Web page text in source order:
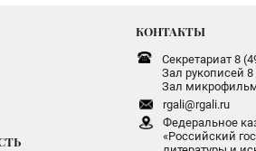
КОНТАКТЫ
Секретариат 8
Зал рукописей 8
Зал
rgali@rgali.ru
Федеральное
«Российский